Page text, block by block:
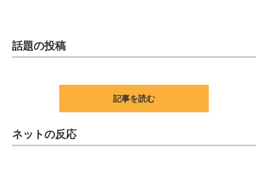
話題の投稿
記事を読む
ネットの反応